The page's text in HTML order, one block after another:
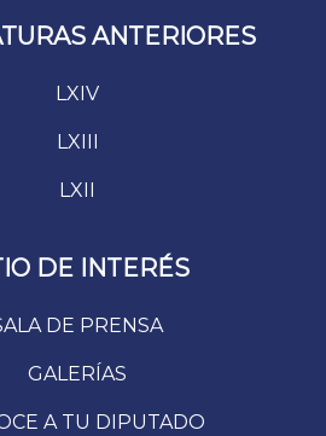
ANTERIORES
LXIV
LXIII
LXII
DE INTERÉS
DE PRENSA
GALERÍAS
A TU DIPUTADO